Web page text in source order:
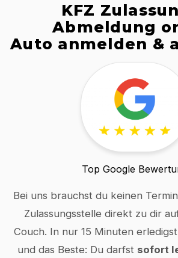
KFZ
Abmeldung
Auto anmelden &
Top Google
Bei uns brauchst du keinen
Zulassungsstelle direkt zu dir
Couch. In nur 15 Minuten
und das Beste: Du darfst sofort